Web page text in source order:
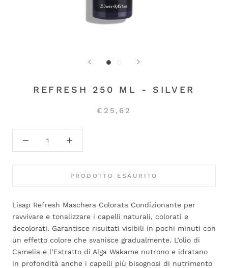
REFRESH 250 ML - SILVER
€25,62
PRODOTTO ESAURITO
Lisap Refresh Maschera Colorata Condizionante per
ravvivare e tonalizzare i capelli naturali, colorati e
decolorati. Garantisce risultati visibili in pochi minuti con
un effetto colore che svanisce gradualmente. L’olio di
Camelia e l’Estratto di Alga Wakame nutrono e idratano
in profondità anche i capelli più bisognosi di nutrimento